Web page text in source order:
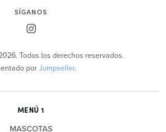
SÍGANOS
Todos los derechos reservados.
porJumpseller.
MENÚ 1
MASCOTAS